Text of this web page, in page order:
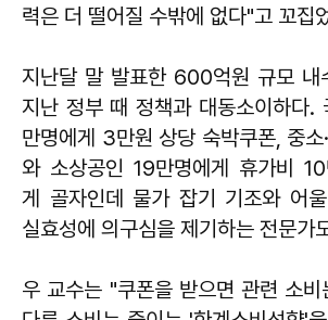
력은 더 떨어질 수밖에 없다"고 꼬집
지난달 말 발표한 600억원 규모 내
지난 정부 때 정책과 대동소이하다.
만명에게 3만원 상당 숙박쿠폰, 중소
와 소상공인 19만명에게 휴가비
게 골자인데 물가 잡기 기조와 어
실효성에 의구심을 제기하는 전문가
우 교수는 "쿠폰을 받으면 관련 소비